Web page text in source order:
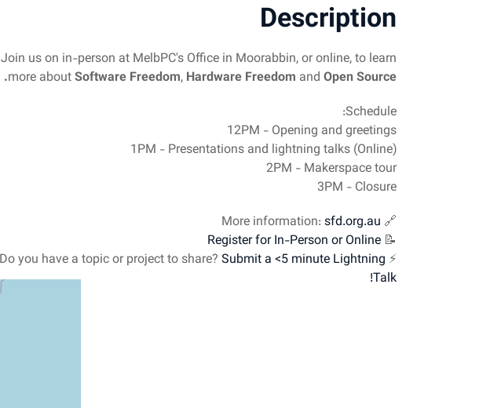
Description
​Join us on in-person at MelbPC's Office in Moorabbin, or online, to learn
more aboutSoftware Freedom, Hardware Freedom and Open Source.
Schedule:
12PM - Opening and greetings
1PM - Presentations and lightning talks (Online)
2PM - Makerspace tour
3PM - Closure
🔗 More information:
sfd.org.au
📝
Register for In-Person or Online
⚡ Do you have a topic or project to share?
Submit a <5 minute Lightning
Talk!